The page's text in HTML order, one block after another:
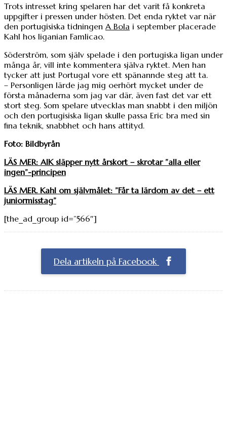
Trots intresset kring spelaren har det varit få konkreta
uppgifter i pressen under hösten. Det enda ryktet var när
den portugisiska tidningen A Bola i september placerade
Kahl hos liganian Famlicao.
Söderström, som själv spelade i den portugiska ligan under
många år, vill inte kommentera själva ryktet. Men han
tycker att just Portugal vore ett spänannde steg att ta.
– Personligen lärde jag mig oerhört mycket under de
första månaderna som jag var där, även fast det var ett
stort steg. Som spelare utvecklas man snabbt i den miljön
och den portugisiska ligan skulle passa Eric bra med sin
fina teknik, snabbhet och hans attityd.
Foto: Bildbyrån
LÄS MER: AIK släpper nytt årskort – skrotar ”alla eller
ingen”-principen
LÄS MER. Kahl om självmålet: ”Får ta lärdom av det – ett
juniormisstag”
[the_ad_group id=”566″]
Dela artikeln på Facebook